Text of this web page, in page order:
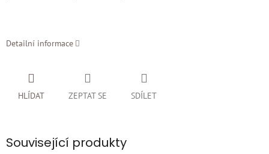
Detailní informace
ZEPTAT SE
HLÍDAT SDÍLET
Související produkty